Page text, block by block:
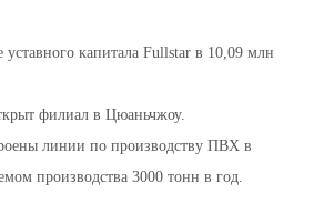
уставного капитала Fullstar в 10,09 млн
филиал в Цюаньчжоу.
линии по производству ПВХ в
производства 3000 тонн в год.